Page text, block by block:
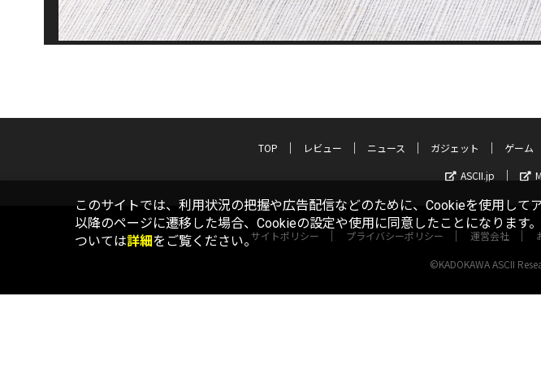
TOP レビュー ニュース ガジェット ゲーム
ASCII.jp
サイトポリシー プライバシーポリシー 運営会社
©KADOKAWA ASCII
このサイトでは、利用状況の把握や広告配信などのために、Cookieを使用して
以降のページに遷移した場合、Cookieの設定や使用に同意したことになります
ついては詳細をご覧ください。